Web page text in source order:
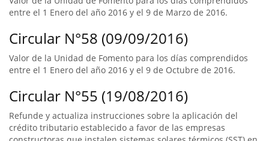
entre el 1 Enero del año 2016 y el 9 de Marzo de 2016.
Circular N°58 (09/09/2016)
Valor de la Unidad de Fomento para los días comprendidos
entre el 1 Enero del año 2016 y el 9 de Octubre de 2016.
Circular N°55 (19/08/2016)
Refunde y actualiza instrucciones sobre la aplicación del
crédito tributario establecido a favor de las empresas